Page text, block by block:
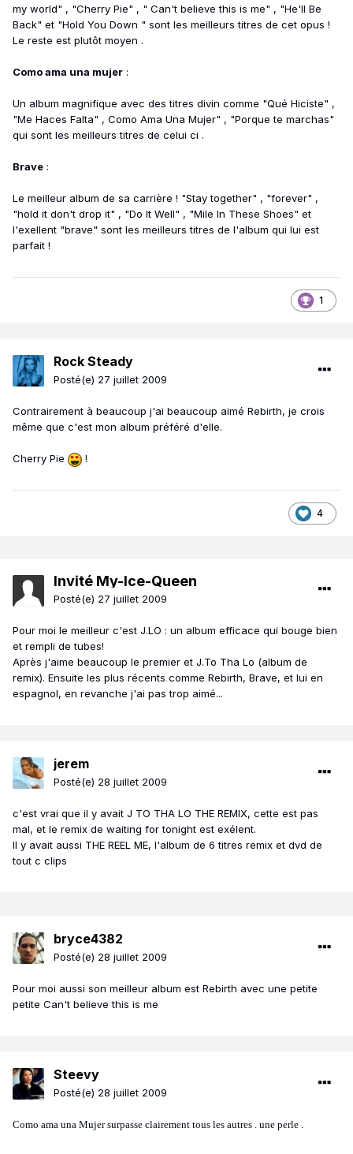
my world" , "Cherry Pie" , " Can't believe this is me" , "He'll Be
Back" et "Hold You Down " sont les meilleurs titres de cet opus !
Le reste est plutôt moyen .
Como ama una mujer :
Un album magnifique avec des titres divin comme "Qué Hiciste" ,
"Me Haces Falta" , Como Ama Una Mujer" , "Porque te marchas"
qui sont les meilleurs titres de celui ci .
Brave :
Le meilleur album de sa carrière ! "Stay together" , "forever" ,
"hold it don't drop it" , "Do It Well" , "Mile In These Shoes" et
l'exellent "brave" sont les meilleurs titres de l'album qui lui est
parfait !
1
Rock Steady
Posté(e) 27 juillet 2009
Contrairement à beaucoup j'ai beaucoup aimé Rebirth, je crois
même que c'est mon album préféré d'elle.
Cherry Pie !
4
Invité My-Ice-Queen
Posté(e) 27 juillet 2009
Pour moi le meilleur c'est J.LO : un album efficace qui bouge bien
et rempli de tubes!
Après j'aime beaucoup le premier et J.To Tha Lo (album de
remix). Ensuite les plus récents comme Rebirth, Brave, et lui en
espagnol, en revanche j'ai pas trop aimé...
jerem
Posté(e) 28 juillet 2009
c'est vrai que il y avait J TO THA LO THE REMIX, cette est pas
mal, et le remix de waiting for tonight est exélent.
Il y avait aussi THE REEL ME, l'album de 6 titres remix et dvd de
tout c clips
bryce4382
Posté(e) 28 juillet 2009
Pour moi aussi son meilleur album est Rebirth avec une petite
petite Can't believe this is me
Steevy
Posté(e) 28 juillet 2009
Como ama una Mujer surpasse clairement tous les autres . une perle .